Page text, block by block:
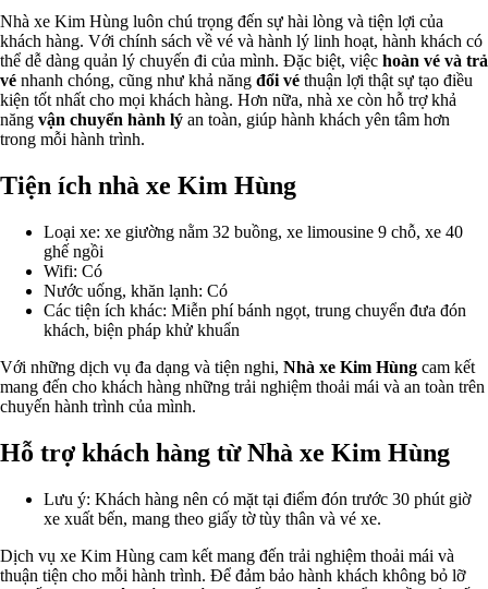
Nhà xe Kim Hùng luôn chú trọng đến sự hài lòng và tiện lợi của
khách hàng. Với chính sách về vé và hành lý linh hoạt, hành khách có
thể dễ dàng quản lý chuyến đi của mình. Đặc biệt, việc hoàn vé và trả
vé nhanh chóng, cũng như khả năng đổi vé thuận lợi thật sự tạo điều
kiện tốt nhất cho mọi khách hàng. Hơn nữa, nhà xe còn hỗ trợ khả
năng vận chuyển hành lý an toàn, giúp hành khách yên tâm hơn
trong mỗi hành trình.
Tiện ích nhà xe Kim Hùng
Loại xe: xe giường nằm 32 buồng, xe limousine 9 chỗ, xe 40
ghế ngồi
Wifi: Có
Nước uống, khăn lạnh: Có
Các tiện ích khác: Miễn phí bánh ngọt, trung chuyển đưa đón
khách, biện pháp khử khuẩn
Với những dịch vụ đa dạng và tiện nghi, Nhà xe Kim Hùng cam kết
mang đến cho khách hàng những trải nghiệm thoải mái và an toàn trên
chuyến hành trình của mình.
Hỗ trợ khách hàng từ Nhà xe Kim Hùng
Lưu ý: Khách hàng nên có mặt tại điểm đón trước 30 phút giờ
xe xuất bến, mang theo giấy tờ tùy thân và vé xe.
Dịch vụ xe Kim Hùng cam kết mang đến trải nghiệm thoải mái và
thuận tiện cho mỗi hành trình. Để đảm bảo hành khách không bỏ lỡ